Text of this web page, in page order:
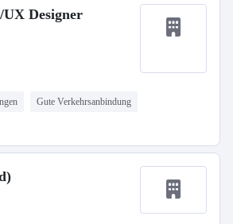
Designer
Gute Verkehrsanbindung